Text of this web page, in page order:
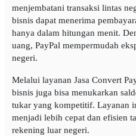
menjembatani transaksi lintas
bisnis dapat menerima
hanya dalam hitungan menit.
uang, PayPal mempermudah
negeri.
Melalui layanan Jasa Convert
bisnis juga bisa menukarkan
tukar yang kompetitif. Layanan
menjadi lebih cepat dan efisien
rekening luar negeri.